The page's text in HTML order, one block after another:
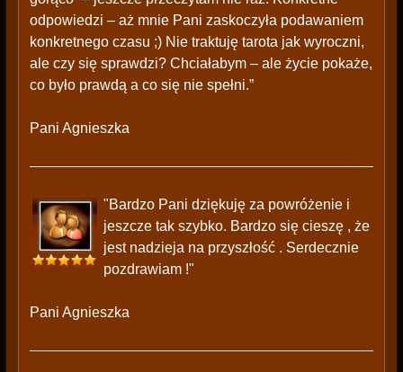
odpowiedzi – aż mnie Pani zaskoczyła podawaniem
konkretnego czasu ;) Nie traktuję tarota jak wyroczni,
ale czy się sprawdzi? Chciałabym – ale życie pokaże,
co było prawdą a co się nie spełni.”
Pani Agnieszka
"Bardzo Pani dziękuję za powróżenie i
jeszcze tak szybko. Bardzo się cieszę , że
jest nadzieja na przyszłość . Serdecznie
pozdrawiam !"
Pani Agnieszka